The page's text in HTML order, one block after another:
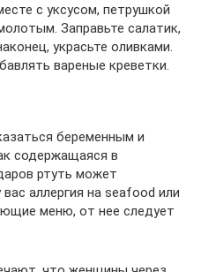
с уксусом, петрушкой
Заправьте салатик,
украсьте оливками.
вареные креветки.
беременным и
содержащаяся в
ртуть может
аллергия на seafood или
меню, от нее следует